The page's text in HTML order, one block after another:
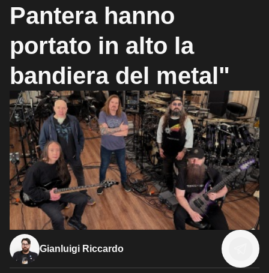
Pantera hanno
portato in alto la
bandiera del metal"
Gianluigi Riccardo